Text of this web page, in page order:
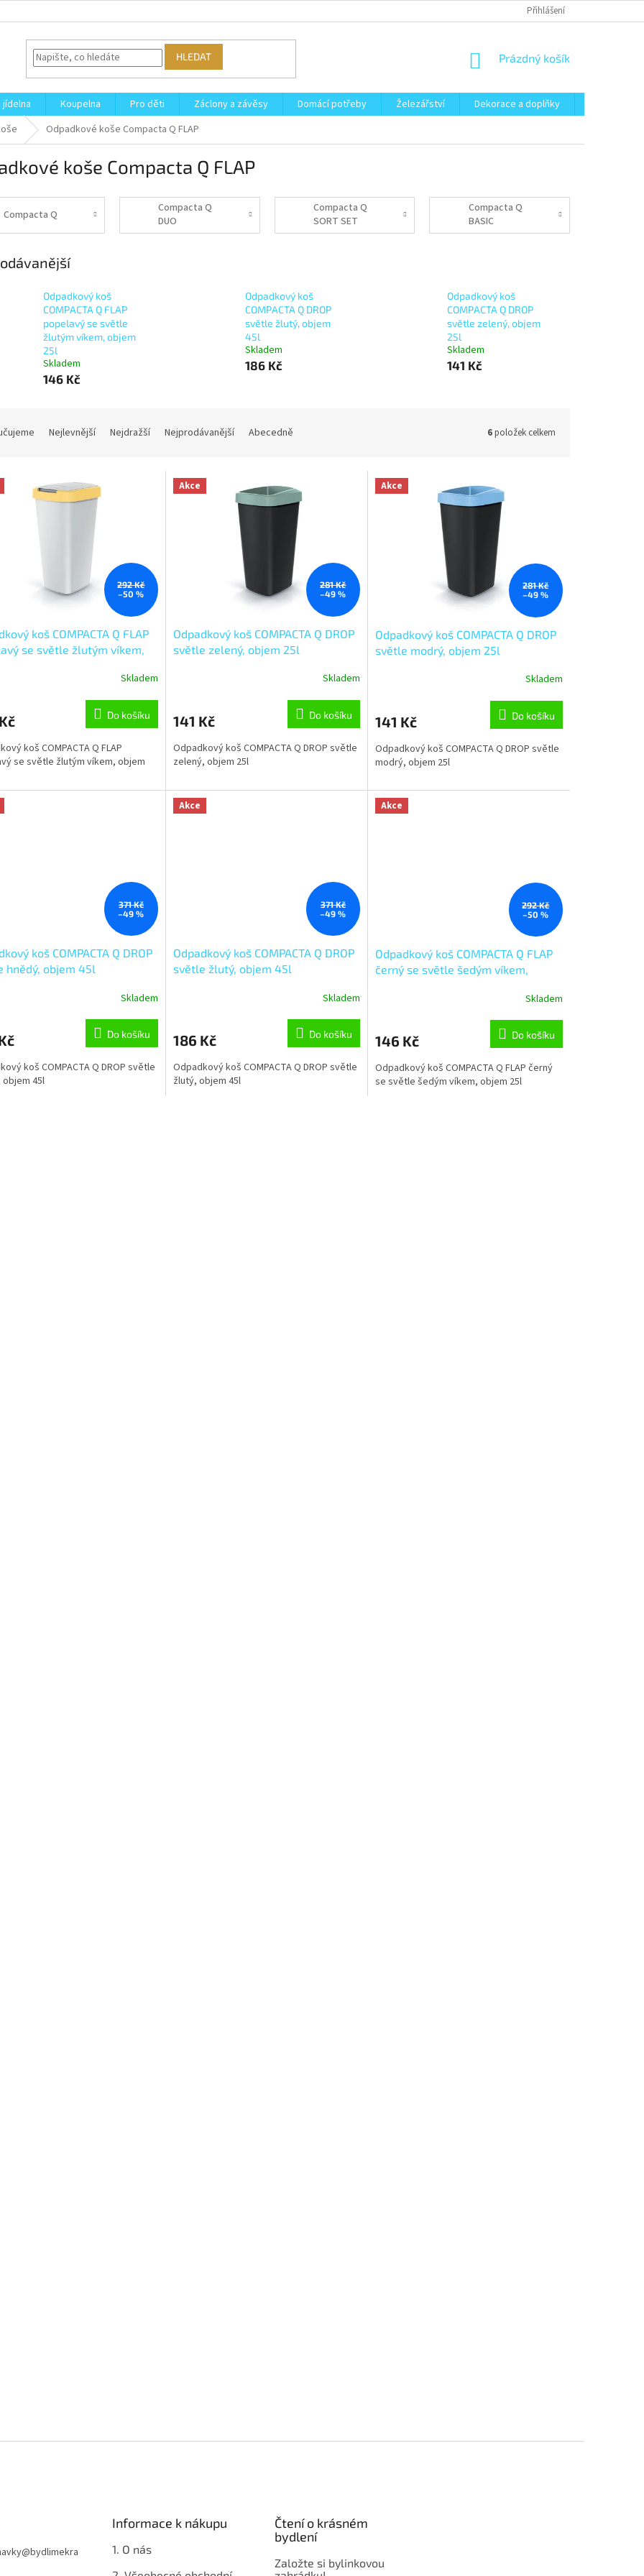
Přihlášení
HLEDAT
NÁKUPNÍ
Prázdný košík
jídelna Koupelna Pro děti Záclony a závěsy Domácí potřeby Železářství Dekorace a doplňky
Odpadkové koše Compacta Q FLAP
koše Compacta Q FLAP
Compacta Q
Compacta Q
DUO
Compacta Q
SORT SET
Compacta Q
BASIC
Odpadkový koš
COMPACTA Q FLAP
popelavý se světle
žlutým víkem, objem
25l
Skladem
146 Kč
Odpadkový koš
COMPACTA Q DROP
světle žlutý, objem
45l
Skladem
186 Kč
Odpadkový koš
COMPACTA Q DROP
světle zelený, objem
25l
Skladem
141 Kč
Nejlevnější Nejdražší Nejprodávanější Abecedně 6položek celkem
292 Kč
–50 %
koš COMPACTA Q FLAP
se světle žlutým víkem,
Skladem
Do košíku
koš COMPACTA Q FLAP
se světle žlutým víkem, objem
Akce
281 Kč
–49 %
Odpadkový koš COMPACTA Q DROP
světle zelený, objem 25l
Skladem
141 Kč Do košíku
Odpadkový koš COMPACTA Q DROP světle
zelený, objem 25l
Akce
281 Kč
–49 %
Odpadkový koš COMPACTA Q DROP
světle modrý, objem 25l
Skladem
141 Kč Do košíku
Odpadkový koš COMPACTA Q DROP světle
modrý, objem 25l
371 Kč
–49 %
koš COMPACTA Q DROP
hnědý, objem 45l
Skladem
Do košíku
koš COMPACTA Q DROP světle
45l
Akce
371 Kč
–49 %
Odpadkový koš COMPACTA Q DROP
světle žlutý, objem 45l
Skladem
186 Kč Do košíku
Odpadkový koš COMPACTA Q DROP světle
žlutý, objem 45l
Akce
292 Kč
–50 %
Odpadkový koš COMPACTA Q FLAP
černý se světle šedým víkem,
Skladem
146 Kč Do košíku
Odpadkový koš COMPACTA Q FLAP černý
se světle šedým víkem, objem 25l
@bydlimekra
Informace k nákupu
1. O nás
Čtení o krásném
bydlení
Založte si bylinkovou